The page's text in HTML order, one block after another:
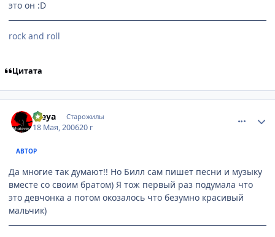
это он :D
rock and roll
Цитата
Freya Старожилы
18 Мая, 200620 г
АВТОР
Да многие так думают!! Но Билл сам пишет песни и музыку
вместе со своим братом) Я тож первый раз подумала что
это девчонка а потом окозалось что безумно красивый
мальчик)